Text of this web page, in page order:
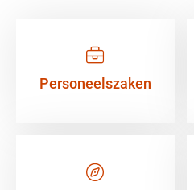
Personeelszaken